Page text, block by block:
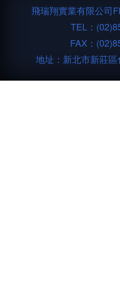
飛瑞翔實業有限公司
TEL：
FAX：
地址：新北市新莊區